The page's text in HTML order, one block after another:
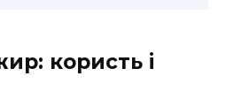
користь і